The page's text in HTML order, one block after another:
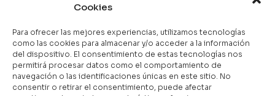
Cookies
Para ofrecer las mejores experiencias, utilizamos tecnologías
como las cookies para almacenar y/o acceder a la información
del dispositivo. El consentimiento de estas tecnologías nos
permitirá procesar datos como el comportamiento de
navegación o las identificaciones únicas en este sitio. No
consentir o retirar el consentimiento, puede afectar
Mejor Valorados
Libros en Oferta
Novedades